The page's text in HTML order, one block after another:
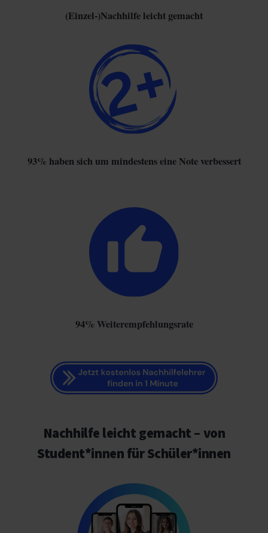
(Einzel-)Nachhilfe leicht gemacht
93% haben sich um mindestens eine Note verbessert
94% Weiterempfehlungsrate
Nachhilfe leicht gemacht – von
Student*innen für Schüler*innen